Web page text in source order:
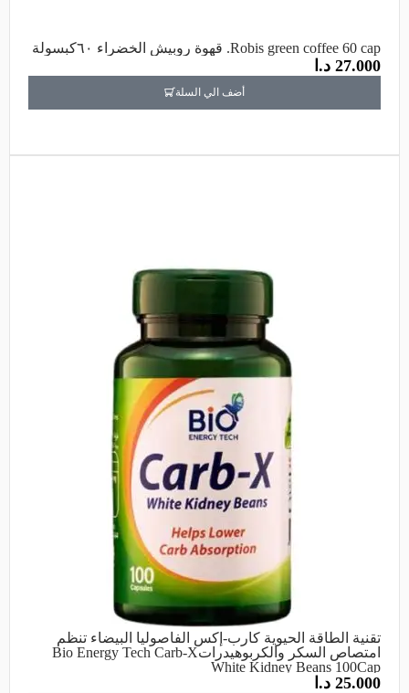
Robis green coffee 60 cap. قهوة روبيش الخضراء ٦٠كبسولة
27.000 د.ا
أضف الي السلة
تقنية الطاقة الحيوية كارب-إكس الفاصوليا البيضاء تنظم
امتصاص السكر والكربوهيدراتBio Energy Tech Carb-X
White Kidney Beans 100Cap
25.000 د.ا